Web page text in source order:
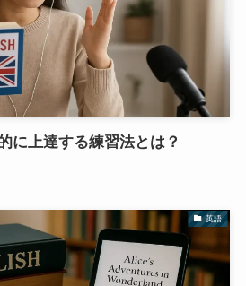
に上達する練習法とは？
英語